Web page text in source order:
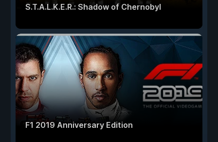
S.T.A.L.K.E.R.: Shadow of Chernobyl
F1 2019 Anniversary Edition